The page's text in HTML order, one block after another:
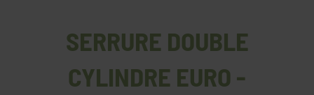
SERRURE DOUBLE
CYLINDRE EURO -